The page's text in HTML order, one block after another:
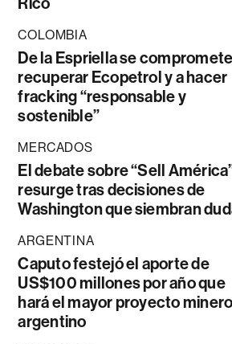
COLOMBIA
De la Espriella se
recuperar Ecopetrol y a hacer
fracking “responsable y
sostenible”
MERCADOS
El debate sobre “Sell
resurge tras decisiones de
Washington que siembran
ARGENTINA
Caputo festejó el aporte de
US$100 millones por año que
hará el mayor proyecto minero
argentino